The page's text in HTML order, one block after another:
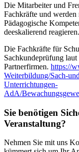
Die Mitarbeiter und
Fachkräfte und
Pädagogische
deeskalierend reagieren.
Die Fachkräfte für
Sachkundeprüfung
Partnerfirmen. https://
Weiterbildung/Sach-
Unterrichtungen-
AdA/
Sie benötigen
Veranstaltung?
Nehmen Sie mit uns